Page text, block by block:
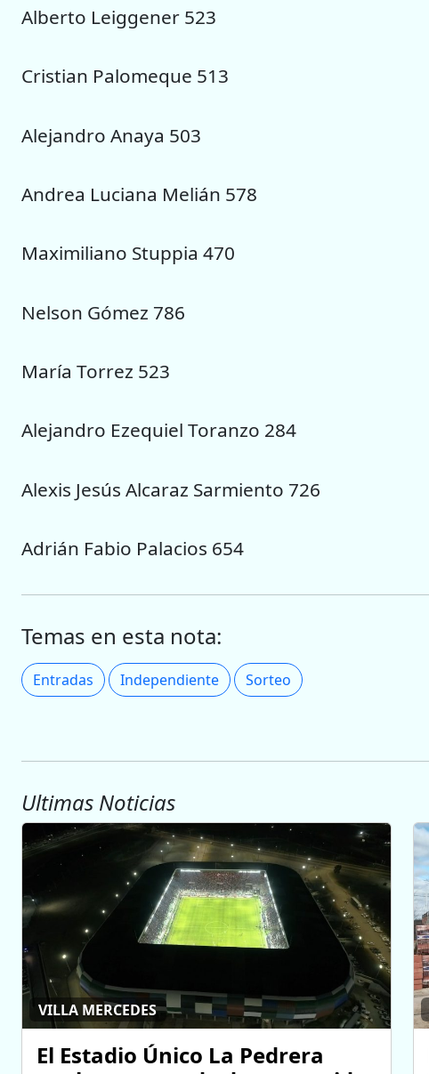
Alberto Leiggener 523
Cristian Palomeque 513
Alejandro Anaya 503
Andrea Luciana Melián 578
Maximiliano Stuppia 470
Nelson Gómez 786
María Torrez 523
Alejandro Ezequiel Toranzo 284
Alexis Jesús Alcaraz Sarmiento 726
Adrián Fabio Palacios 654
Temas en esta nota:
Entradas Independiente Sorteo
Ultimas Noticias
VILLA MERCEDES
El Estadio Único La Pedrera